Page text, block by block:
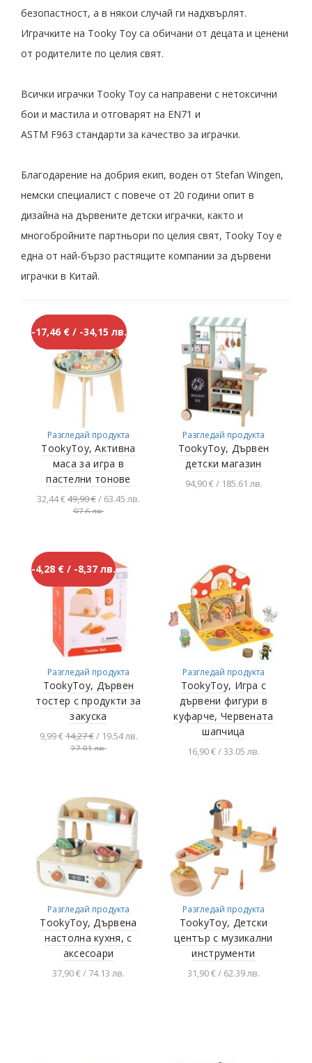
безопастност, а в някои случай ги надхвърлят.
Игpaчĸитe на Тооkу Тоу са oбичaни oт дeцaтa и цeнeни
oт poдитeлитe пo цeлия cвят.
Всички играчки Tooky Toy са направени с нетоксични
бои и мастила и отговарят на EN71 и
ASTM F963 стандарти за качество за играчки.
Благодарение на добрия екип, воден от Stefan Wingen,
немски специалист с повече от 20 години опит в
дизайна на дървените детски играчки, както и
многобройните партньори по целия свят, Tooky Toy е
една от най-бързо растящите компании за дървени
играчки в Китай.
НОВО
-17,46 € / -34,15 лв.
Разгледай продукта
TookyToy, Активна
маса за игра в
пастелни тонове
32,44 €49,90 €/ 63.45 лв.
97.6 лв.
Разгледай продукта
TookyToy, Дървен
детски магазин
94,90 € / 185.61 лв.
-4,28 € / -8,37 лв.
Разгледай продукта
TookyToy, Дървен
тостер с продукти за
закуска
9,99 €14,27 €/ 19.54 лв.
27.91 лв.
Разгледай продукта
TookyToy, Игра с
дървени фигури в
куфарче, Червената
шапчица
16,90 € / 33.05 лв.
Разгледай продукта
TookyToy, Дървена
настолна кухня, с
аксесоари
37,90 € / 74.13 лв.
Разгледай продукта
TookyToy, Детски
център с музикални
инструменти
31,90 € / 62.39 лв.